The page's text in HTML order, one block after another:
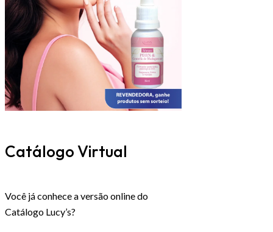
Catálogo Virtual
Você já conhece a versão online do
Catálogo Lucy’s?